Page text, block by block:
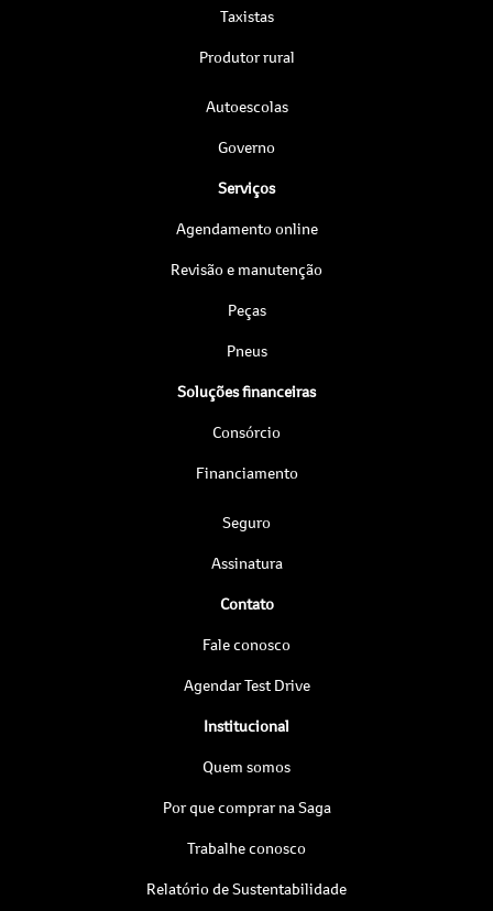
Taxistas
Produtor rural
Autoescolas
Governo
Serviços
Agendamento online
Revisão e manutenção
Peças
Pneus
Soluções financeiras
Consórcio
Financiamento
Seguro
Assinatura
Contato
Fale conosco
Agendar Test Drive
Institucional
Quem somos
Por que comprar na Saga
Trabalhe conosco
Relatório de Sustentabilidade